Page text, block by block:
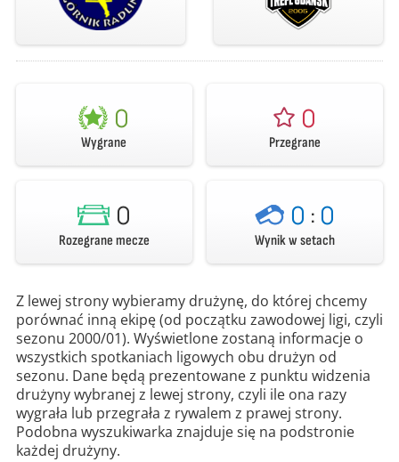
0
Wygrane
0
Przegrane
0
Rozegrane mecze
0 : 0
Wynik w setach
Z lewej strony wybieramy drużynę, do której chcemy
porównać inną ekipę (od początku zawodowej ligi, czyli
sezonu 2000/01). Wyświetlone zostaną informacje o
wszystkich spotkaniach ligowych obu drużyn od
sezonu. Dane będą prezentowane z punktu widzenia
drużyny wybranej z lewej strony, czyli ile ona razy
wygrała lub przegrała z rywalem z prawej strony.
Podobna wyszukiwarka znajduje się na podstronie
każdej drużyny.